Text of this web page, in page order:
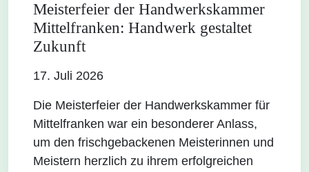
Meisterfeier der Handwerkskammer
Mittelfranken: Handwerk gestaltet
Zukunft
17. Juli 2026
Die Meisterfeier der Handwerkskammer für
Mittelfranken war ein besonderer Anlass,
um den frischgebackenen Meisterinnen und
Meistern herzlich zu ihrem erfolgreichen